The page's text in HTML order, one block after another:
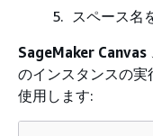
スペース名
SageMaker Canvas
のインスタンスの
使用します: